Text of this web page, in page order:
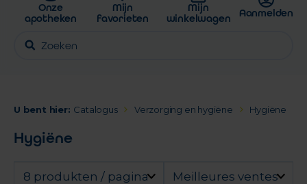
Onze
apotheken
Mijn
favorieten
Mijn
winkelwagen
Aanmelden
U bent hier: Catalogus Verzorging en hygiëne Hygiëne
Hygiëne
8 produkten / pagina Meilleures ventes